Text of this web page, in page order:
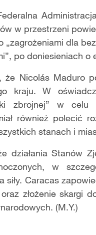
w przestrzeni
„zagrożeniami dla
po doniesieniach o
że Nicolás Maduro
kraju. W
zbrojnej” w
również polecić
stanach i
działania Stanów
w
Caracas
złożenie skargi
(M.Y.)